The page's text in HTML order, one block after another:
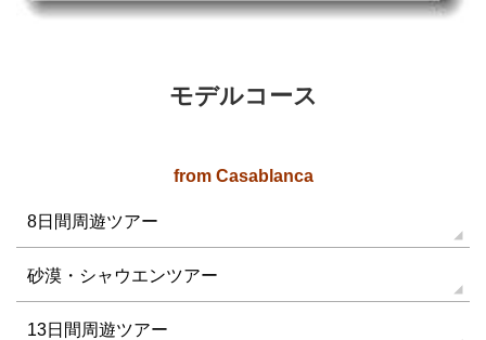
モデルコース
from Casablanca
8日間周遊ツアー
砂漠・シャウエンツアー
13日間周遊ツアー